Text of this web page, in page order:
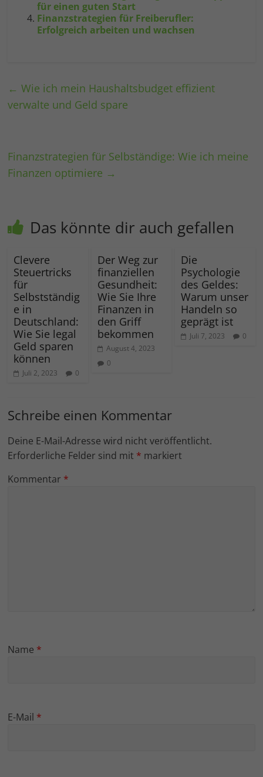
für einen guten Start
Finanzstrategien für Freiberufler:
Erfolgreich arbeiten und wachsen
← Wie ich mein Haushaltsbudget effizient
verwalte und Geld spare
Finanzstrategien für Selbständige: Wie ich meine
Finanzen optimiere →
Das könnte dir auch gefallen
Clevere
Steuertricks
für
Selbstständig
e in
Deutschland:
Wie Sie legal
Geld sparen
können
Juli 2, 2023 0
Der Weg zur
finanziellen
Gesundheit:
Wie Sie Ihre
Finanzen in
den Griff
bekommen
August 4, 2023
0
Die
Psychologie
des Geldes:
Warum unser
Handeln so
geprägt ist
Juli 7, 2023 0
Schreibe einen Kommentar
Deine E-Mail-Adresse wird nicht veröffentlicht.
Erforderliche Felder sind mit * markiert
Kommentar *
Name *
E-Mail *